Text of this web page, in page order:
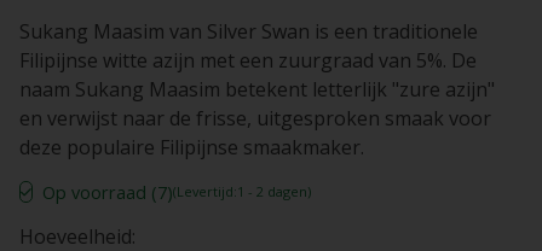
Sukang Maasim van Silver Swan is een traditionele
Filipijnse witte azijn met een zuurgraad van 5%. De
naam Sukang Maasim betekent letterlijk "zure azijn"
en verwijst naar de frisse, uitgesproken smaak voor
deze populaire Filipijnse smaakmaker.
Op voorraad (7)(Levertijd:1 - 2 dagen)
Hoeveelheid: